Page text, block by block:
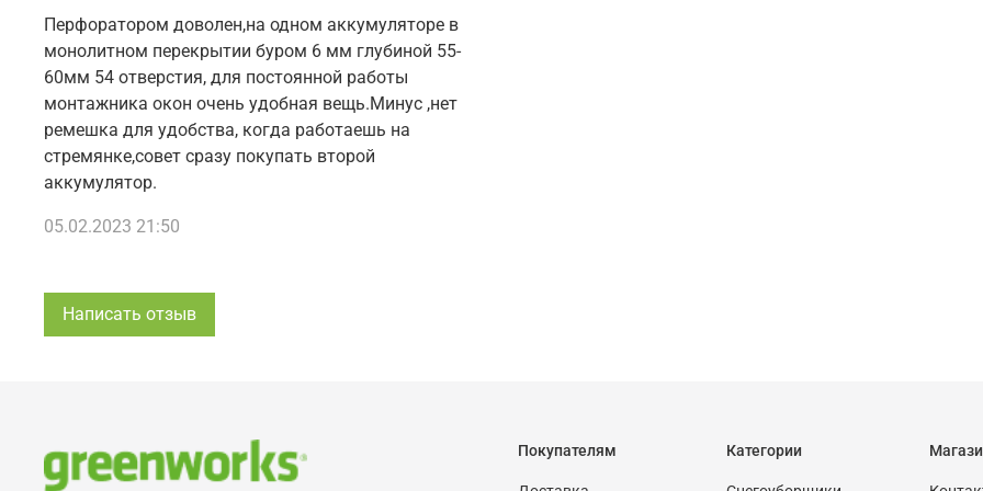
Перфоратором доволен,на одном аккумуляторе в
монолитном перекрытии буром 6 мм глубиной 55-
60мм 54 отверстия, для постоянной работы
монтажника окон очень удобная вещь.Минус ,нет
ремешка для удобства, когда работаешь на
стремянке,совет сразу покупать второй
аккумулятор.
05.02.2023 21:50
Написать отзыв
Покупателям Категории